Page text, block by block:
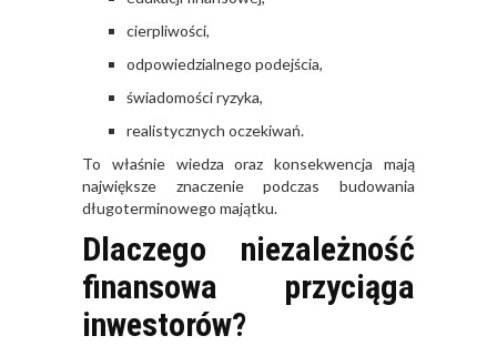
cierpliwości,
odpowiedzialnego podejścia,
świadomości ryzyka,
realistycznych oczekiwań.
To właśnie wiedza oraz konsekwencja mają
największe znaczenie podczas budowania
długoterminowego majątku.
Dlaczego niezależność
finansowa przyciąga
inwestorów?